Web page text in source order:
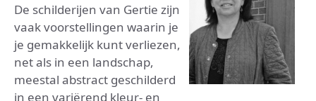
De schilderijen van Gertie zijn
vaak voorstellingen waarin je
je gemakkelijk kunt verliezen,
net als in een landschap,
meestal abstract geschilderd
in een variërend kleur- en